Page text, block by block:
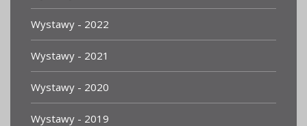
Wystawy - 2022
Wystawy - 2021
Wystawy - 2020
Wystawy - 2019